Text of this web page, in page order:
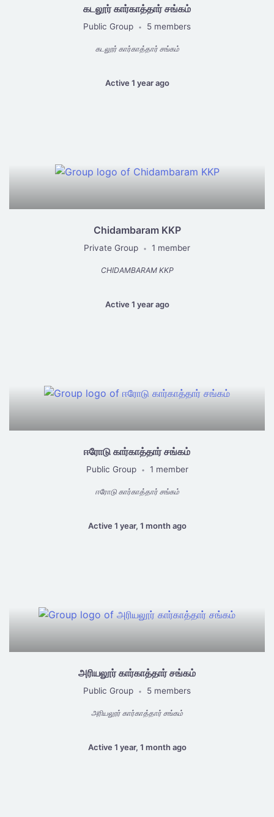
கடலூர் கார்காத்தார் சங்கம்
Public Group • 5 members
கடலூர் கார்காத்தார் சங்கம்
Active 1 year ago
Chidambaram KKP
Private Group • 1 member
CHIDAMBARAM KKP
Active 1 year ago
ஈரோடு கார்காத்தார் சங்கம்
Public Group • 1 member
ஈரோடு கார்காத்தார் சங்கம்
Active 1 year, 1 month ago
அரியலூர் கார்காத்தார் சங்கம்
Public Group • 5 members
அரியலூர் கார்காத்தார் சங்கம்
Active 1 year, 1 month ago